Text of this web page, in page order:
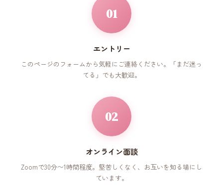
01
エントリー
このページのフォームから気軽にご連絡ください。「まだ迷っ
てる」でも大歓迎。
02
オンライン面談
Zoomで30分〜1時間程度。堅苦しくなく、お互いを知る場にし
ています。